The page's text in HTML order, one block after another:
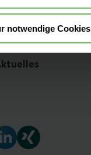
notwendige Cookies